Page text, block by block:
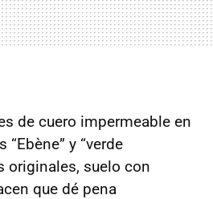
de cuero impermeable en
y “verde
originales, suelo con
que dé pena